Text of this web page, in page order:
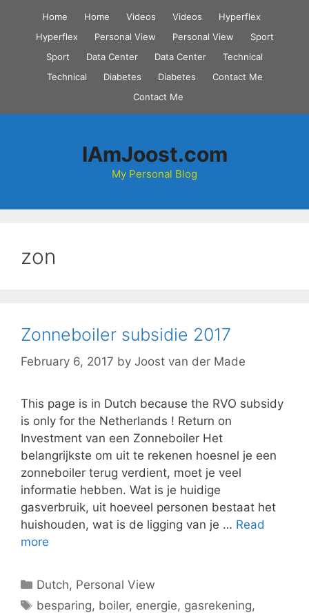
content
Home Home Videos Videos
Hyperflex
Hyperflex
Personal View Personal View
Sport
Sport
Data Center Data Center
Technical
Technical
Diabetes Diabetes
Contact Me
Contact Me
IAmJoost.com
My Personal Blog
zon
Zonneboiler subsidie 2017
February 6, 2017 by Joost van der Made
This page is in Dutch because the RVO subsidy
is only for the Netherlands ! Return on
Investment van een Zonneboiler Het
belangrijkste om uit te rekenen hoesnel je een
zonneboiler terug verdient, moet je veel
informatie hebben. Wat is je huidige
gasverbruik, uit hoeveel personen bestaat het
huishouden, wat is de ligging van je … Read
more
Categories
Dutch, Personal View
Tags
besparing, boiler, energie, gasrekening,